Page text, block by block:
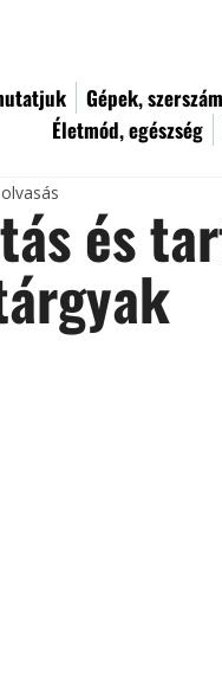
Gépek,
Életmód, egészség
és